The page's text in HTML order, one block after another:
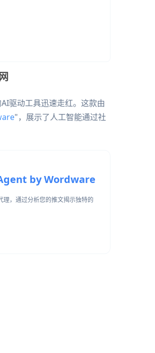
驱动工具迅速走红。这款由
"，展示了人工智能通过社
by Wordware
，通过分析您的推文揭示独特的